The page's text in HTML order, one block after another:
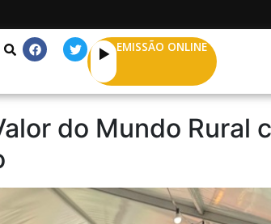
EMISSÃO ONLINE
do Mundo Rural